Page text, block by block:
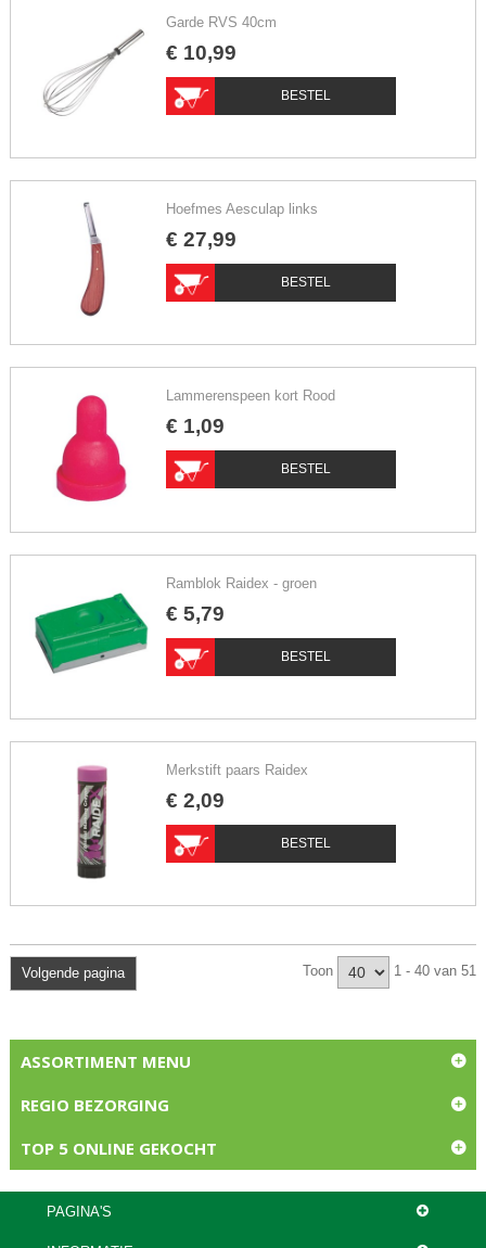
Garde RVS 40cm
€ 10,99
BESTEL
Hoefmes Aesculap links
€ 27,99
BESTEL
Lammerenspeen kort Rood
€ 1,09
BESTEL
Ramblok Raidex - groen
€ 5,79
BESTEL
Merkstift paars Raidex
€ 2,09
BESTEL
Volgende pagina Toon 1 - 40 van 51
ASSORTIMENT MENU
REGIO BEZORGING
TOP 5 ONLINE GEKOCHT
PAGINA'S